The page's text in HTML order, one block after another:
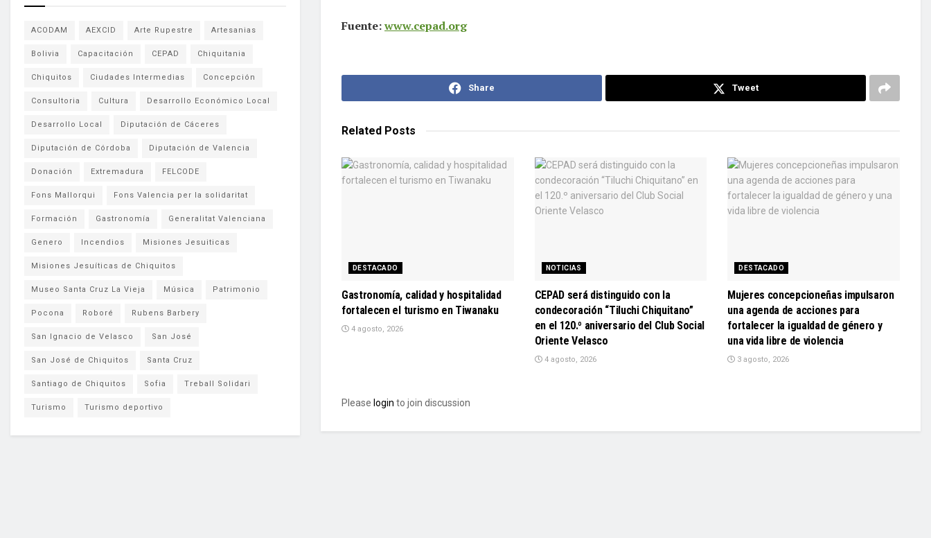
Fuente:www.cepad.org
Share Tweet
Related Posts
DESTACADO
Gastronomía, calidad y hospitalidad
fortalecen el turismo en Tiwanaku
4 agosto, 2026
NOTICIAS
CEPAD será distinguido con la
condecoración “Tiluchi Chiquitano”
en el 120.º aniversario del Club Social
Oriente Velasco
4 agosto, 2026
DESTACADO
Mujeres concepcioneñas impulsaron
una agenda de acciones para
fortalecer la igualdad de género y
una vida libre de violencia
3 agosto, 2026
Please login to join discussion
ACODAM AEXCID Arte Rupestre Artesanias
Bolivia Capacitación CEPAD Chiquitania
Chiquitos Ciudades Intermedias Concepción
Consultoria Cultura Desarrollo Económico Local
Desarrollo Local Diputación de Cáceres
Diputación de Córdoba Diputación de Valencia
Donación Extremadura FELCODE
Fons Mallorqui Fons Valencia per la solidaritat
Formación Gastronomía Generalitat Valenciana
Genero Incendios Misiones Jesuiticas
Misiones Jesuíticas de Chiquitos
Museo Santa Cruz La Vieja Música Patrimonio
Pocona Roboré Rubens Barbery
San Ignacio de Velasco San José
San José de Chiquitos Santa Cruz
Santiago de Chiquitos Sofia Treball Solidari
Turismo Turismo deportivo